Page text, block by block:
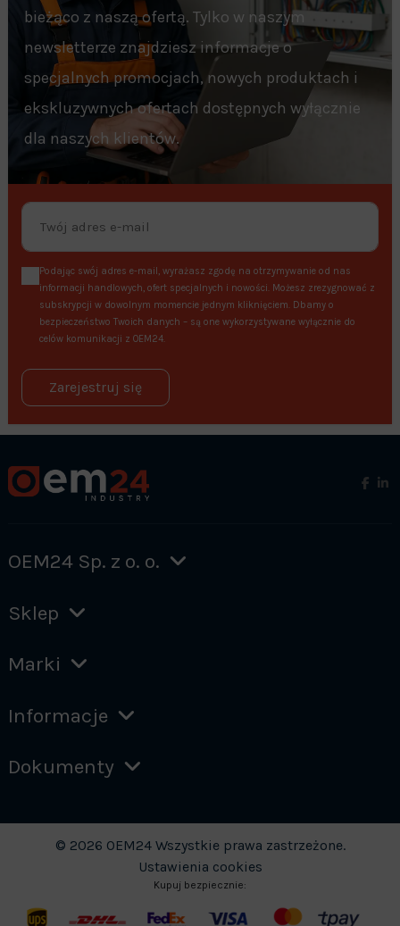
bieżąco z naszą ofertą. Tylko w naszym
newsletterze znajdziesz informacje o
specjalnych promocjach, nowych produktach i
ekskluzywnych ofertach dostępnych wyłącznie
dla naszych klientów.
Podając swój adres e-mail, wyrażasz zgodę na otrzymywanie od nas
informacji handlowych, ofert specjalnych i nowości. Możesz zrezygnować z
subskrypcji w dowolnym momencie jednym kliknięciem. Dbamy o
bezpieczeństwo Twoich danych – są one wykorzystywane wyłącznie do
celów komunikacji z OEM24.
Zarejestruj się
OEM24 Sp. z o. o.
Sklep
Marki
Informacje
Dokumenty
© 2026 OEM24 Wszystkie prawa zastrzeżone.
Ustawienia cookies
Kupuj bezpiecznie: